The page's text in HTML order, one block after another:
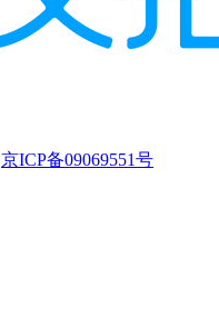
京ICP备09069551号